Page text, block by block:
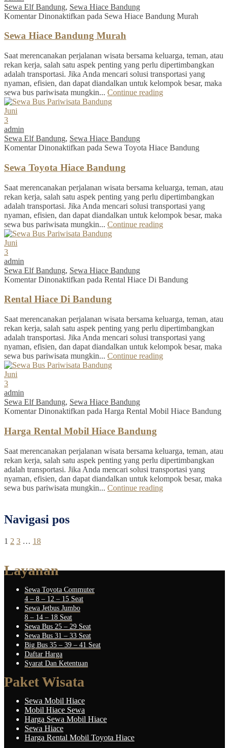
Sewa Elf Bandung, Sewa Hiace Bandung
Komentar Dinonaktifkan pada Sewa Hiace Bandung Murah
Sewa Hiace Bandung Murah
Saat merencanakan perjalanan wisata bersama keluarga, teman, atau
rekan kerja, salah satu aspek penting yang perlu dipertimbangkan
adalah transportasi. Jika Anda mencari solusi transportasi yang
nyaman, efisien, dan dapat diandalkan untuk kelompok besar, maka
sewa bus pariwisata mungkin... Continue reading
Juni
3
admin
Sewa Elf Bandung, Sewa Hiace Bandung
Komentar Dinonaktifkan pada Sewa Toyota Hiace Bandung
Sewa Toyota Hiace Bandung
Saat merencanakan perjalanan wisata bersama keluarga, teman, atau
rekan kerja, salah satu aspek penting yang perlu dipertimbangkan
adalah transportasi. Jika Anda mencari solusi transportasi yang
nyaman, efisien, dan dapat diandalkan untuk kelompok besar, maka
sewa bus pariwisata mungkin... Continue reading
Juni
3
admin
Sewa Elf Bandung, Sewa Hiace Bandung
Komentar Dinonaktifkan pada Rental Hiace Di Bandung
Rental Hiace Di Bandung
Saat merencanakan perjalanan wisata bersama keluarga, teman, atau
rekan kerja, salah satu aspek penting yang perlu dipertimbangkan
adalah transportasi. Jika Anda mencari solusi transportasi yang
nyaman, efisien, dan dapat diandalkan untuk kelompok besar, maka
sewa bus pariwisata mungkin... Continue reading
Juni
3
admin
Sewa Elf Bandung, Sewa Hiace Bandung
Komentar Dinonaktifkan pada Harga Rental Mobil Hiace Bandung
Harga Rental Mobil Hiace Bandung
Saat merencanakan perjalanan wisata bersama keluarga, teman, atau
rekan kerja, salah satu aspek penting yang perlu dipertimbangkan
adalah transportasi. Jika Anda mencari solusi transportasi yang
nyaman, efisien, dan dapat diandalkan untuk kelompok besar, maka
sewa bus pariwisata mungkin... Continue reading
Navigasi pos
1 2 3 … 18
Layanan
Sewa Toyota Commuter
4 – 8 – 12 – 15 Seat
Sewa Jetbus Jumbo
8 – 14 – 18 Seat
Sewa Bus 25 – 29 Seat
Sewa Bus 31 – 33 Seat
Big Bus 35 – 39 – 41 Seat
Daftar Harga
Syarat Dan Ketentuan
Paket Wisata
Sewa Mobil Hiace
Mobil Hiace Sewa
Harga Sewa Mobil Hiace
Sewa Hiace
Harga Rental Mobil Toyota Hiace